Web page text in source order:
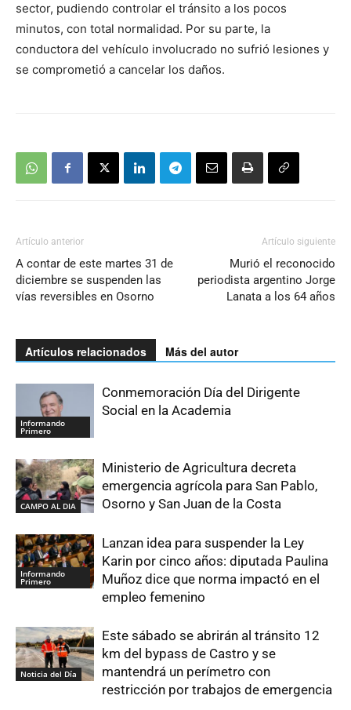
sector, pudiendo controlar el tránsito a los pocos
minutos, con total normalidad. Por su parte, la
conductora del vehículo involucrado no sufrió lesiones y
se comprometió a cancelar los daños.
Artículo anterior
A contar de este martes 31 de
diciembre se suspenden las
vías reversibles en Osorno
Artículo siguiente
Murió el reconocido
periodista argentino Jorge
Lanata a los 64 años
Artículos relacionados Más del autor
Informando
Primero
Conmemoración Día del Dirigente
Social en la Academia
CAMPO AL DIA
Ministerio de Agricultura decreta
emergencia agrícola para San Pablo,
Osorno y San Juan de la Costa
Informando
Primero
Lanzan idea para suspender la Ley
Karin por cinco años: diputada Paulina
Muñoz dice que norma impactó en el
empleo femenino
Noticia del Día
Este sábado se abrirán al tránsito 12
km del bypass de Castro y se
mantendrá un perímetro con
restricción por trabajos de emergencia